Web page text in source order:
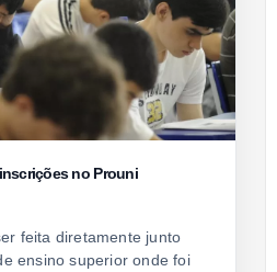
no Prouni
feita diretamente junto
ensino superior onde foi